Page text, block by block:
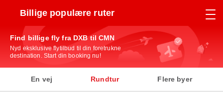
Billige populære ruter
Find billige fly fra DXB til CMN
Nyd eksklusive flytilbud til din foretrukne
destination. Start din booking nu!
En vej Rundtur Flere byer